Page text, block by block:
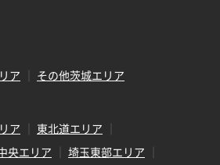
ア
その他茨城エリア
ア
東北道エリア
央エリア
埼玉東部エリア